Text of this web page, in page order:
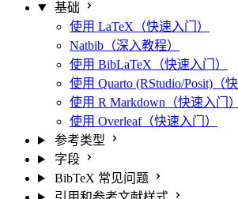
基础
使用 LaTeX（快速入门）
Natbib（深入教程）
使用 BibLaTeX（快速入门）
使用 Quarto (RStudio/Posit)（
使用 R Markdown（快速入门）
使用 Overleaf（快速入门）
参考类型
字段
BibTeX 常见问题